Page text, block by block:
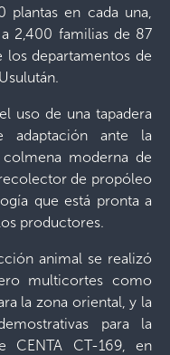
plantas en cada una,
2,400 familias de 87
departamentos de
uso de una tapadera
adaptación ante la
moderna de
de propóleo
que está pronta a
productores.
animal se realizó
multicortes como
la zona oriental, y la
para la
CENTA CT-169, en